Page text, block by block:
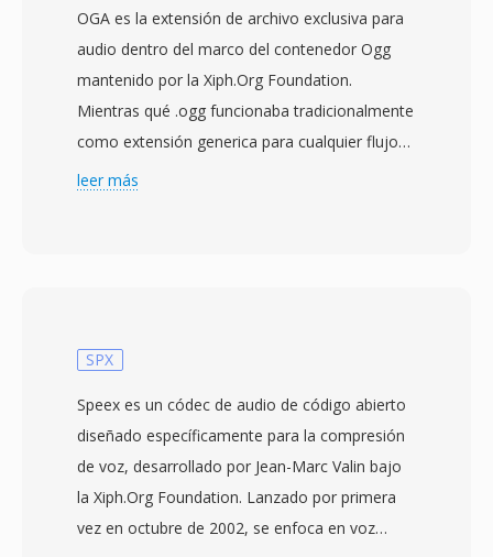
OGA es la extensión de archivo exclusiva para
audio dentro del marco del contenedor Ogg
mantenido por la Xiph.Org Foundation.
Mientras qué .ogg funcionaba tradicionalmente
como extensión generica para cualquier flujo
encapsulado en Ogg, la introduccion de .oga en
respecto al códec, sirviendo como envoltorio
encadenados y busqueda basada en granulos.
Un beneficio de OGA es la interoperabilidad: las
aplicaciones qué encuentran la extensión .oga
pueden optimizar para la reproducción
exclusiva de audio sin sondear pistas de vídeo,
leer más
SPX
Speex es un códec de audio de código abierto
diseñado específicamente para la compresión
de voz, desarrollado por Jean-Marc Valin bajo
la Xiph.Org Foundation. Lanzado por primera
vez en octubre de 2002, se enfoca en voz